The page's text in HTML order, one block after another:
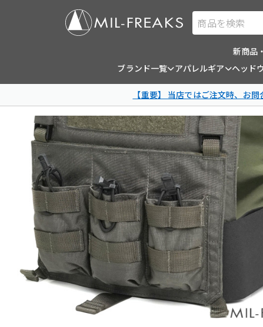
商品を検索
新商品
ブランド一覧
アパレルギア ヘッド
【重要】 当店ではご注文時、お